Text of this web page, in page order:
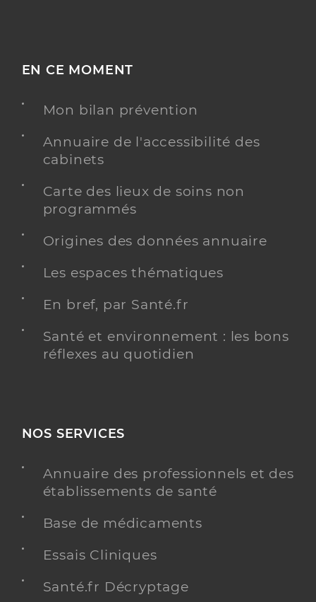
EN CE MOMENT
Mon bilan prévention
Annuaire de l'accessibilité des
cabinets
Carte des lieux de soins non
programmés
Origines des données annuaire
Les espaces thématiques
En bref, par Santé.fr
Santé et environnement : les bons
réflexes au quotidien
NOS SERVICES
Annuaire des professionnels et des
établissements de santé
Base de médicaments
Essais Cliniques
Santé.fr Décryptage